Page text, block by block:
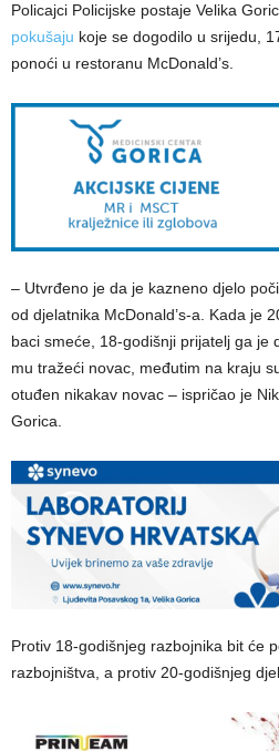
Policajci Policijske postaje Velika
pokušaju koje se dogodilo u srijedu,
ponoći u restoranu McDonald’s.
– Utvrđeno je da je kazneno djelo
od djelatnika McDonald’s-a. Kada je
baci smeće, 18-godišnji prijatelj ga je
mu tražeći novac, međutim na kraju
otuđen nikakav novac – ispričao je
Gorica.
Protiv 18-godišnjeg razbojnika bit će
razbojništva, a protiv 20-godišnjeg